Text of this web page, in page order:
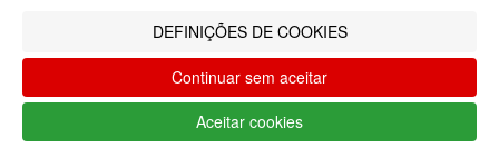
Personalidade
LER MAIS
SIGA-NOS
continuing to browse our site, you accept the use of
these cookies. For more information, see our
Privacy and Cookie Policy. You can configure your
preferences in Cookie settings.
Accepted
DEFINIÇÕES DE COOKIES
Continuar sem aceitar
Aceitar cookies